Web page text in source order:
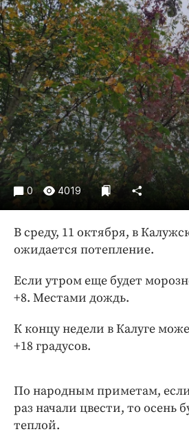
Культура
Недвижимость и ЖКХ
Образование
Общество
Погода
Праздники
Происшествия
Спорт
Экономика и бизнес
Блоги
Издания
Интересное чтиво
Бренд года
Работодатель года
0 4019
В среду, 11 октября, в
ожидается потепление.
Если утром еще будет
+8. Местами дождь.
К концу недели в Калуге
+18 градусов.
По народным приметам,
раз начали цвести, то осень
теплой.